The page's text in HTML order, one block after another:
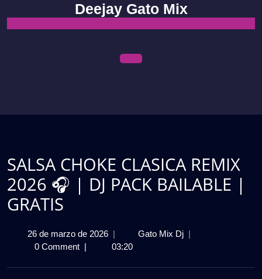
content
Deejay Gato Mix
SALSA CHOKE CLASICA REMIX
2026 🎧 | DJ PACK BAILABLE |
GRATIS
26 de marzo de 202626
de
| Gato Mix DjSALSA
|
0 Comment | 03:20